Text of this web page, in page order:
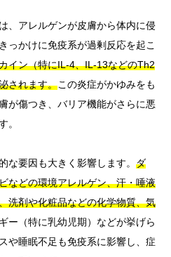
、アレルゲンが皮膚から体内に侵
っかけに免疫系が過剰反応を起こ
イン（特にIL-4、IL-13などのTh2
されます。この炎症がかゆみをも
が傷つき、バリア機能がさらに悪
。
な要因も大きく影響します。 ダ
などの環境アレルゲン、汗・唾液
洗剤や化粧品などの化学物質、気
ー（特に乳幼児期）などが挙げら
や睡眠不足も免疫系に影響し、症